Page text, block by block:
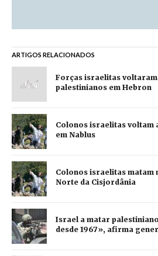
ARTIGOS RELACIONADOS
Forças israelitas
palestinianos em Hebron
Colonos israelitas voltam
em Nablus
Colonos israelitas matam
Norte da Cisjordânia
Israel a matar
desde 1967», afirma